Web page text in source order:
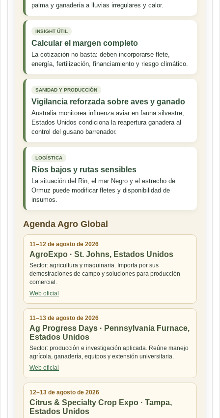
palma y ganadería a lluvias irregulares y calor.
INSIGHT ÚTIL
Calcular el margen completo
La cotización no basta: deben incorporarse flete,
energía, fertilización, financiamiento y riesgo climático.
SANIDAD Y PRODUCCIÓN
Vigilancia reforzada sobre aves y ganado
Australia monitorea influenza aviar en fauna silvestre;
Estados Unidos condiciona la reapertura ganadera al
control del gusano barrenador.
LOGÍSTICA
Ríos bajos y rutas sensibles
La situación del Rin, el mar Negro y el estrecho de
Ormuz puede modificar fletes y disponibilidad de
insumos.
Agenda Agro Global
11–12 de agosto de 2026
AgroExpo · St. Johns, Estados Unidos
Sector: agricultura y maquinaria. Importa por sus
demostraciones de campo y soluciones para producción
comercial.
Web oficial
11–13 de agosto de 2026
Ag Progress Days · Pennsylvania Furnace,
Estados Unidos
Sector: producción e investigación aplicada. Reúne manejo
agrícola, ganadería, equipos y extensión universitaria.
Web oficial
12–13 de agosto de 2026
Citrus & Specialty Crop Expo · Tampa,
Estados Unidos